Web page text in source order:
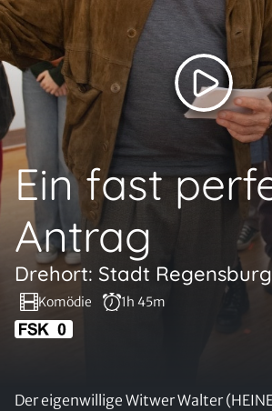
Ein fast
Antrag
Drehort: Stadt Regensburg
Komödie 1h 45m
Der eigenwillige Witwer Walter